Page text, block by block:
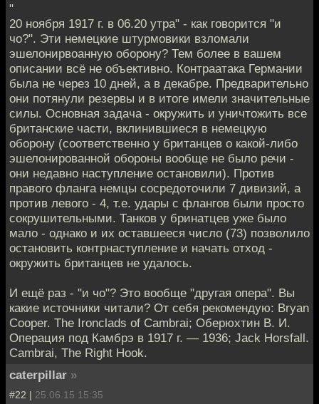
"
20 ноября 1917 г. в 06.20 утра" - как говорится "и
чо?". Эти немецкие штурмовики взломали
эшелонирвоанную оборону? Тем более в вашем
описании всё не объективно. Контраатака Германии
была не через 10 дней, а в декабре. Предварительно
они потянули резервы и в итоге имели значительные
силы. Основная задача - окружить и уничтожить все
британские части, вклинившиеся в немецкую
оборону (соответственно у британцев о какой-либо
эшелонированной обороны вообще не было речи -
они недавно наступление остановили). Против
правого фланга немцы сосредоточили 7 дивизий, а
против левого - 4, т.е. удары с флангов были просто
сокрушительными. Танков у бринатцев уже было
мало - однако и их оставшееся число (73) позволило
остановить контрнаступление и начать отход -
окружить британцев не удалось.
И ещё раз - "и чо"? Это вообще "другая опера". Вы
какие источники читали? От себя рекомендую: Bryan
Cooper. The Ironclads of Cambrai; Оберюхтин В. И.
Операция под Камбрэ в 1917 г. — 1936; Jack Horsfall.
Cambrai, The Right Hook.
caterpillar »
#22 | 25.06.15 15:35